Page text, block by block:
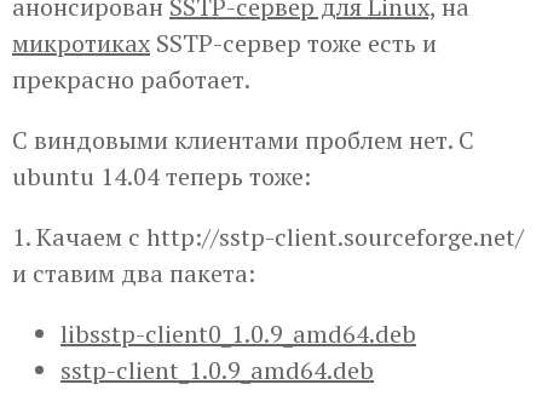
микротиках SSTP-сервер тоже есть и
прекрасно работает.
С виндовыми клиентами проблем нет. С
ubuntu 14.04 теперь тоже:
1. Качаем с http://sstp-client.sourceforge.net/
и ставим два пакета:
libsstp-client0_1.0.9_amd64.deb
sstp-client_1.0.9_amd64.deb